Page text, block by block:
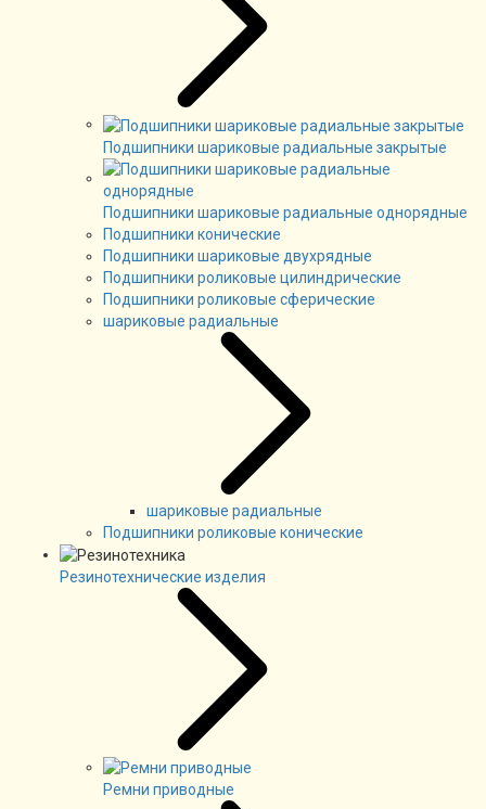
Подшипники шариковые радиальные закрытые
Подшипники шариковые радиальные однорядные
Подшипники конические
Подшипники шариковые двухрядные
Подшипники роликовые цилиндрические
Подшипники роликовые сферические
шариковые радиальные
шариковые радиальные
Подшипники роликовые конические
Резинотехнические изделия
Ремни приводные